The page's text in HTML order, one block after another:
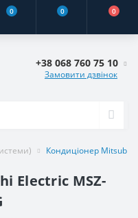
0 0 0
+38 068 760 75 10
Замовити дзвінок
Кондиціонер
Electric MSZ-